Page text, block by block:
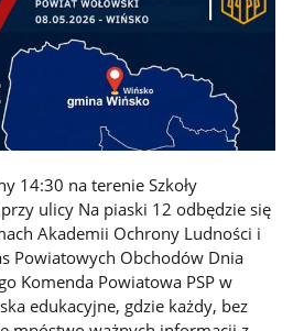
14:30 na terenie Szkoły
ulicy Na piaski 12 odbędzie się
Akademii Ochrony Ludności i
Powiatowych Obchodów Dnia
Komenda Powiatowa PSP w
edukacyjne, gdzie każdy, bez